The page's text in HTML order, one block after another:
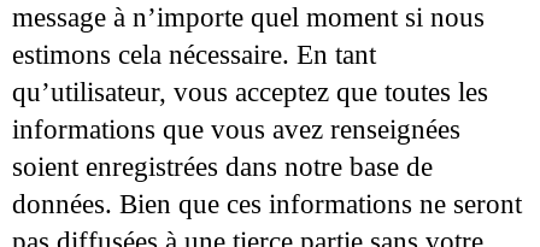
message à n’importe quel moment si nous
estimons cela nécessaire. En tant
qu’utilisateur, vous acceptez que toutes les
informations que vous avez renseignées
soient enregistrées dans notre base de
données. Bien que ces informations ne seront